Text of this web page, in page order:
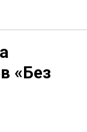
«Без